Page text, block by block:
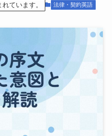
ています。 法律・契約英語